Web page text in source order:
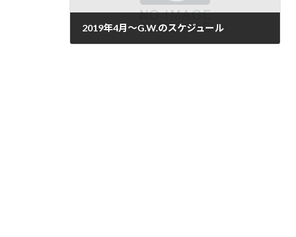
2019年4月～G.W.のスケジュール